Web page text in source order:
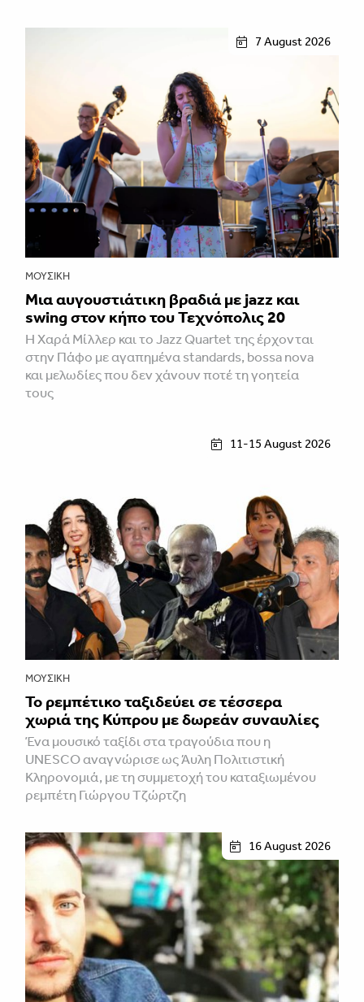
7 August 2026
ΜΟΥΣΙΚΉ
Μια αυγουστιάτικη βραδιά με jazz και
swing στον κήπο του Τεχνόπολις 20
Η Χαρά Μίλλερ και το Jazz Quartet της έρχονται
στην Πάφο με αγαπημένα standards, bossa nova
και μελωδίες που δεν χάνουν ποτέ τη γοητεία
τους
11-15 August 2026
ΜΟΥΣΙΚΉ
Το ρεμπέτικο ταξιδεύει σε τέσσερα
χωριά της Κύπρου με δωρεάν συναυλίες
Ένα μουσικό ταξίδι στα τραγούδια που η
UNESCO αναγνώρισε ως Άυλη Πολιτιστική
Κληρονομιά, με τη συμμετοχή του καταξιωμένου
ρεμπέτη Γιώργου Τζώρτζη
16 August 2026